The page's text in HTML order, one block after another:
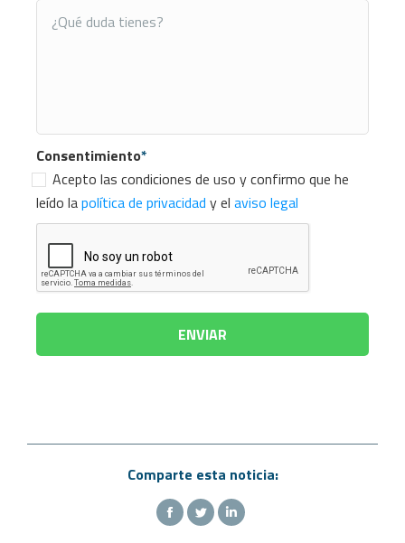
Consentimiento*
Acepto las condiciones de uso y confirmo que he
leído lapolítica de privacidad y el aviso legal
Comparte esta noticia: